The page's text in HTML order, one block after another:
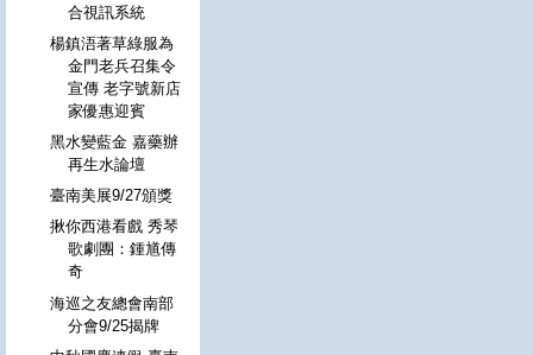
合視訊系統
楊鎮浯著草綠服為
金門老兵召集令
宣傳 老字號新店
家優惠迎賓
黑水變藍金 嘉藥辦
再生水論壇
臺南美展9/27頒獎
揪你西港看戲 秀琴
歌劇團：鍾馗傳
奇
海巡之友總會南部
分會9/25揭牌